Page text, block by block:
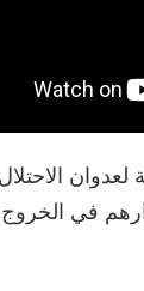
لعدوان
في